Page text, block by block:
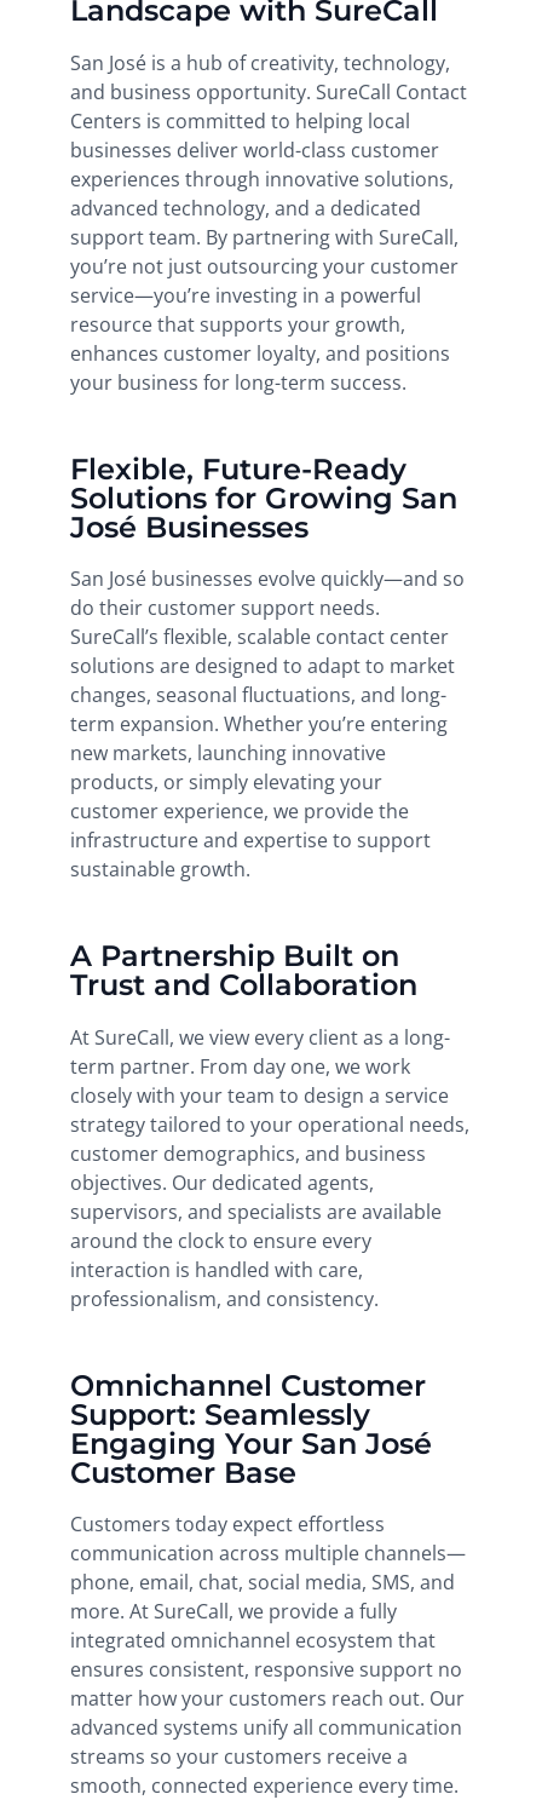
Landscape with SureCall
San José is a hub of creativity, technology,
and business opportunity. SureCall Contact
Centers is committed to helping local
businesses deliver world-class customer
experiences through innovative solutions,
advanced technology, and a dedicated
support team. By partnering with SureCall,
you’re not just outsourcing your customer
service—you’re investing in a powerful
resource that supports your growth,
enhances customer loyalty, and positions
your business for long-term success.
Flexible, Future-Ready
Solutions for Growing San
José Businesses
San José businesses evolve quickly—and so
do their customer support needs.
SureCall’s flexible, scalable contact center
solutions are designed to adapt to market
changes, seasonal fluctuations, and long-
term expansion. Whether you’re entering
new markets, launching innovative
products, or simply elevating your
customer experience, we provide the
infrastructure and expertise to support
sustainable growth.
A Partnership Built on
Trust and Collaboration
At SureCall, we view every client as a long-
term partner. From day one, we work
closely with your team to design a service
strategy tailored to your operational needs,
customer demographics, and business
objectives. Our dedicated agents,
supervisors, and specialists are available
around the clock to ensure every
interaction is handled with care,
professionalism, and consistency.
Omnichannel Customer
Support: Seamlessly
Engaging Your San José
Customer Base
Customers today expect effortless
communication across multiple channels—
phone, email, chat, social media, SMS, and
more. At SureCall, we provide a fully
integrated omnichannel ecosystem that
ensures consistent, responsive support no
matter how your customers reach out. Our
advanced systems unify all communication
streams so your customers receive a
smooth, connected experience every time.